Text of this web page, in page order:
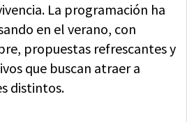
La programación ha
en el verano, con
propuestas refrescantes y
que buscan atraer a
distintos.